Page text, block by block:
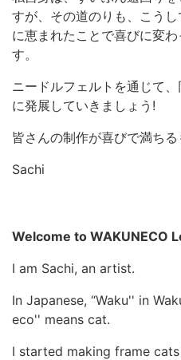
すが、その道のりも、こう
に恵まれたことで喜びに変
す。
ニードルフェルトを通じて
に発展していきましょう!
皆さんの制作が喜びで満ちる
Sachi
Welcome to WAKUNECO
I am Sachi, an artist.
In Japanese, “Waku'' in
eco'' means cat.
I started making frame